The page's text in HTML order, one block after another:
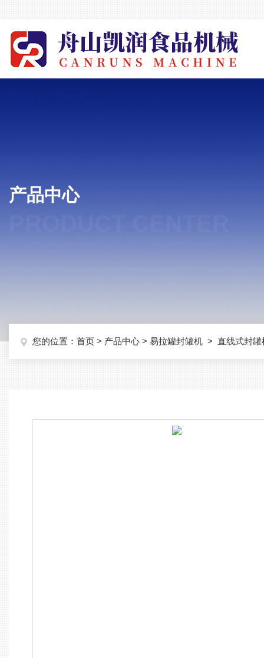
产品中心
您的位置： 首页 > 产品中心 > 易拉罐封罐机 > 直线式封罐